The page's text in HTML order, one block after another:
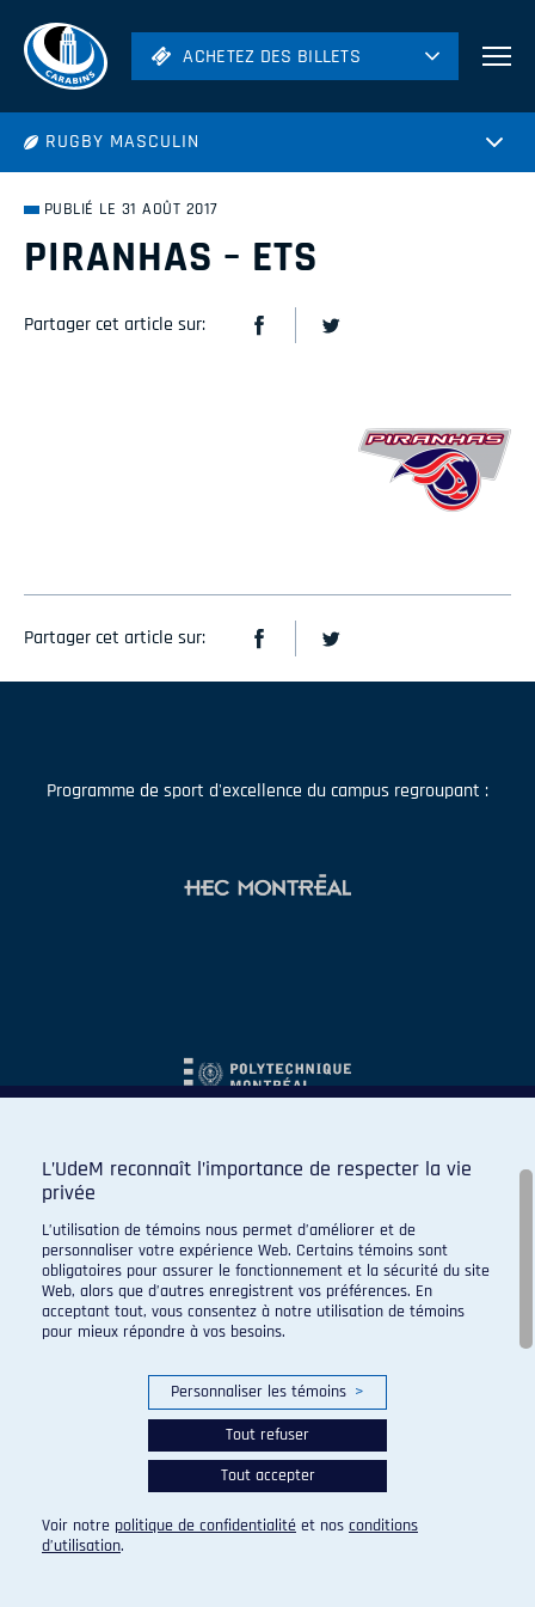
ACHETEZ DES BILLETS
Hockey
ACHETEZ DES BILLETS
RUGBY MASCULIN
PUBLIÉ LE 31 AOÛT 2017
PIRANHAS – ETS
Partager cet article sur:
Partager cet article sur:
Programme de sport d'excellence du campus regroupant :
© 2026 Carabins de l'Université de Montréal. Tous droits
Paramètres des témoins
L’UdeM reconnaît l’importance de respecter la vie
privée
L’utilisation de témoins nous permet d’améliorer et de
personnaliser votre expérience Web. Certains témoins sont
obligatoires pour assurer le fonctionnement et la sécurité du site
Web, alors que d’autres enregistrent vos préférences. En
acceptant tout, vous consentez à notre utilisation de témoins
pour mieux répondre à vos besoins.
Personnaliser les témoins >
Tout refuser
Tout accepter
Voir notre politique de confidentialité et nos conditions
d’utilisation.